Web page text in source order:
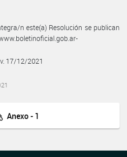
n este(a) Resolución se publican
17/12/2021
Anexo - 1